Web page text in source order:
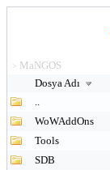
> MaNGOS
Dosya Adı
..
WoWAddOns
Tools
SDB